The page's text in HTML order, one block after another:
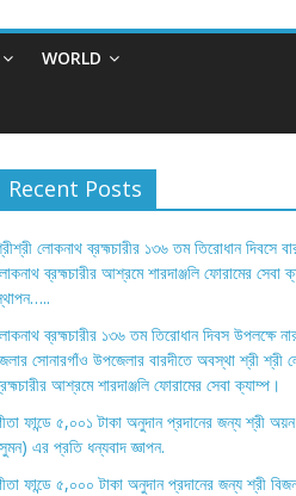
WORLD
Recent Posts
লোকনাথ ব্রহ্মচারীর ১৩৬ তম তিরোধান দিবসে
ব্রহ্মচারীর আশ্রমে শারদাঞ্জলি ফোরামের সেবা
ব্রহ্মচারীর ১৩৬ তম তিরোধান দিবস উপলক্ষে
সোনারগাঁও উপজেলার বারদীতে অবস্থা শ্রী শ্রী
আশ্রমে শারদাঞ্জলি ফোরামের সেবা ক্যাম্প।
ফান্ডে ৫,০০১ টাকা অনুদান প্রদানের জন্য শ্রী
এর প্রতি ধন্যবাদ জ্ঞাপন.
ফান্ডে ৫,০০০ টাকা অনুদান প্রদানের জন্য শ্রী